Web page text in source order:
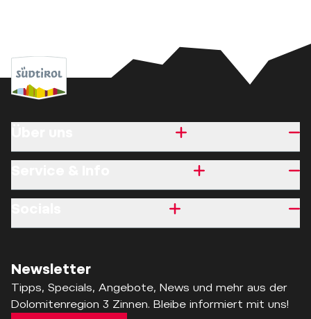
Newsletter
Tipps, Specials, Angebote, News und mehr aus der
Dolomitenregion 3 Zinnen. Bleibe informiert mit uns!